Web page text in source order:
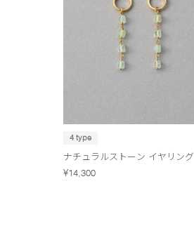
4 type
ナチュラルストーン イヤリング
¥14,300